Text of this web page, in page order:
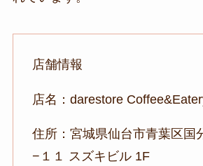
店舗情報
店名：darestore
住所：宮城県仙台市青葉区国
−１１ スズキビル 1F